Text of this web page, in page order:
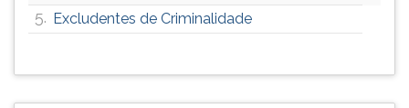
5. Excludentes de Criminalidade